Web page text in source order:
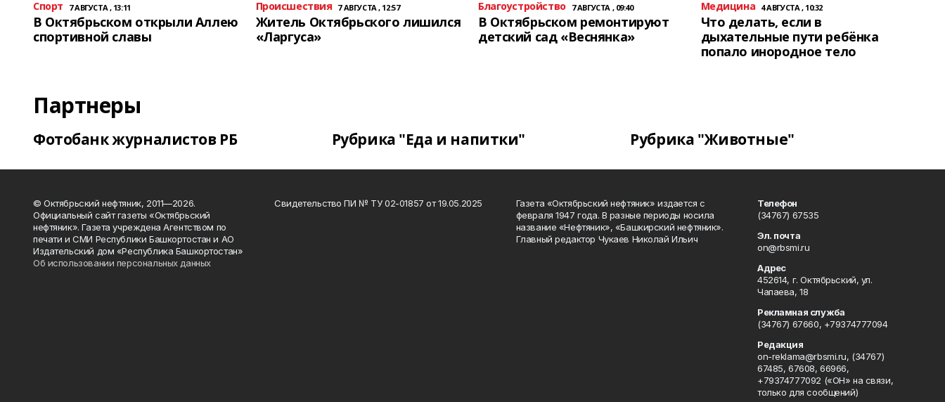
Спорт 7 АВГУСТА , 13:11
В Октябрьском открыли Аллею
спортивной славы
Происшествия 7 АВГУСТА , 12:57
Житель Октябрьского лишился
«Ларгуса»
Благоустройство 7 АВГУСТА , 09:40
В Октябрьском ремонтируют
детский сад «Веснянка»
Медицина 4 АВГУСТА , 10:32
Что делать, если в
дыхательные пути ребёнка
попало инородное тело
Партнеры
Фотобанк журналистов РБ Рубрика "Еда и напитки" Рубрика "Животные"
© Октябрьский нефтяник, 2011—2026.
Официальный сайт газеты «Октябрьский
нефтяник». Газета учреждена Агентством по
печати и СМИ Республики Башкортостан и АО
Издательский дом «Республика Башкортостан»
Об использовании персональных данных
Свидетельство ПИ № ТУ 02-01857 от 19.05.2025
Газета «Октябрьский нефтяник» издается с
февраля 1947 года. В разные периоды носила
название «Нефтяник», «Башкирский нефтяник».
Главный редактор Чукаев Николай Ильич
Телефон
(34767) 67535
Эл. почта
on@rbsmi.ru
Адрес
452614, г. Октябрьский, ул.
Чапаева, 18
Рекламная служба
(34767) 67660, +79374777094
Редакция
on-reklama@rbsmi.ru, (34767)
67485, 67608, 66966,
+79374777092 («ОН» на связи,
только для сообщений)